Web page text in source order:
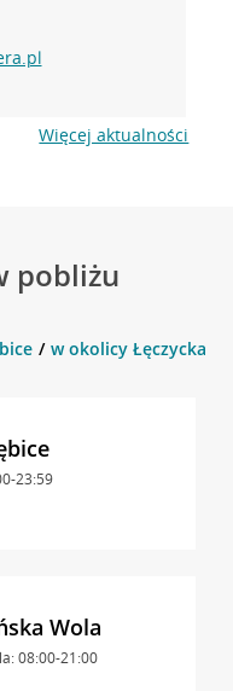
Więcej aktualności
pobliżu
w okolicy Łęczycka
23:59
Wola
08:00-21:00